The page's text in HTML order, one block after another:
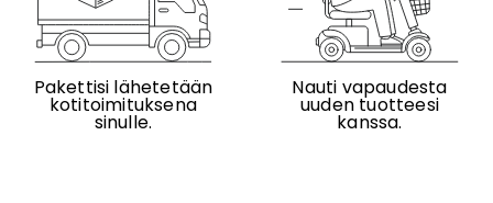
Pakettisi lähetetään
kotitoimituksena
sinulle.
Nauti vapaudesta
uuden tuotteesi
kanssa.